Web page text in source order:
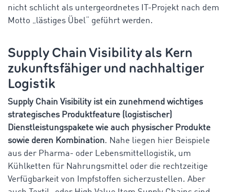
nicht schlicht als untergeordnetes IT-Projekt nach dem
Motto „lästiges Übel“ geführt werden.
Supply Chain Visibility als Kern
zukunftsfähiger und nachhaltiger
Logistik
Supply Chain Visibility ist ein zunehmend wichtiges
strategisches Produktfeature (logistischer)
Dienstleistungspakete wie auch physischer Produkte
sowie deren Kombination. Nahe liegen hier Beispiele
aus der Pharma- oder Lebensmittellogistik, um
Kühlketten für Nahrungsmittel oder die rechtzeitige
Verfügbarkeit von Impfstoffen sicherzustellen. Aber